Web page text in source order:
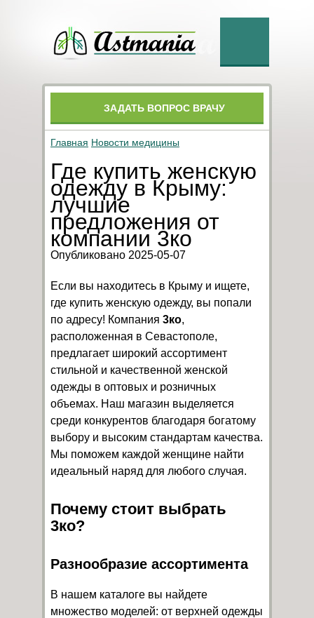
ЗАДАТЬ ВОПРОС ВРАЧУ
Главная Новости медицины
Где купить женскую
одежду в Крыму:
лучшие
предложения от
компании 3ко
Опубликовано 2025-05-07
Если вы находитесь в Крыму и ищете,
где купить женскую одежду, вы попали
по адресу! Компания 3ко,
расположенная в Севастополе,
предлагает широкий ассортимент
стильной и качественной женской
одежды в оптовых и розничных
объемах. Наш магазин выделяется
среди конкурентов благодаря богатому
выбору и высоким стандартам качества.
Мы поможем каждой женщине найти
идеальный наряд для любого случая.
Почему стоит выбрать
3ко?
Разнообразие ассортимента
В нашем каталоге вы найдете
множество моделей: от верхней одежды